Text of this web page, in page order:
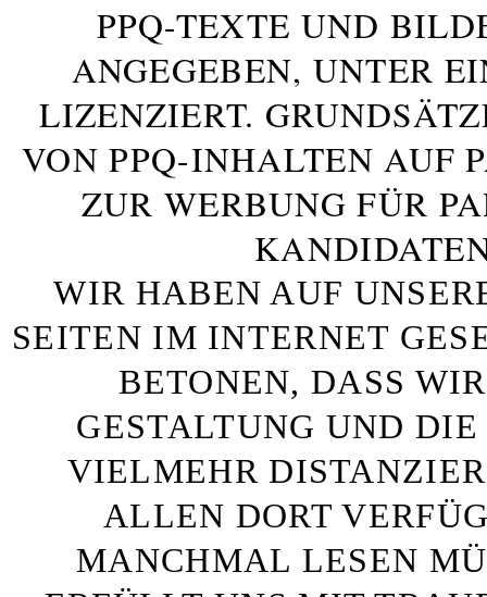
PPQ-TEXTE UND
ANGEGEBEN, UNTER
LIZENZIERT.
VON PPQ-INHALTEN AUF
ZUR WERBUNG FÜR
WIR HABEN AUF
SEITEN IM INTERNET
BETONEN, DASS
GESTALTUNG UND
VIELMEHR
ALLEN DORT
MANCHMAL LESEN